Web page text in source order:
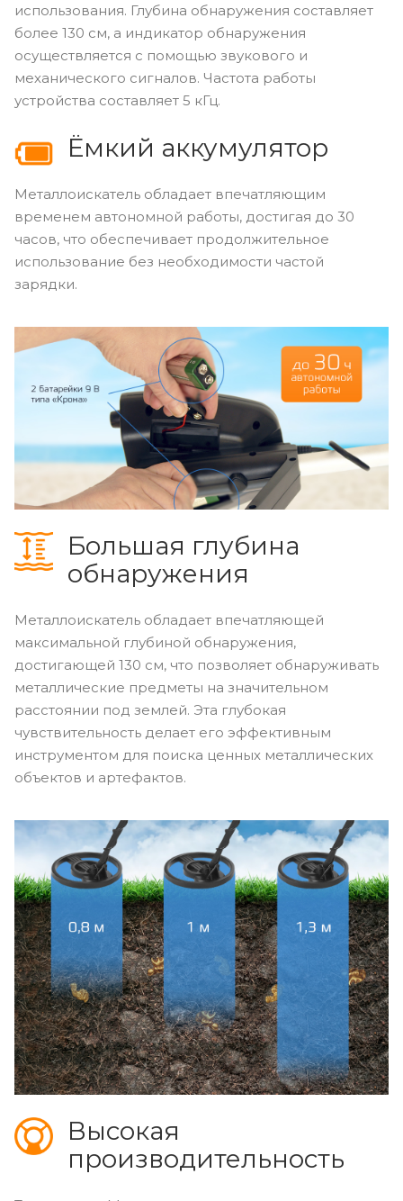
использования. Глубина обнаружения составляет
более 130 см, а индикатор обнаружения
осуществляется с помощью звукового и
механического сигналов. Частота работы
устройства составляет 5 кГц.
Ёмкий аккумулятор
Металлоискатель обладает впечатляющим
временем автономной работы, достигая до 30
часов, что обеспечивает продолжительное
использование без необходимости частой
зарядки.
Большая глубина
обнаружения
Металлоискатель обладает впечатляющей
максимальной глубиной обнаружения,
достигающей 130 см, что позволяет обнаруживать
металлические предметы на значительном
расстоянии под землей. Эта глубокая
чувствительность делает его эффективным
инструментом для поиска ценных металлических
объектов и артефактов.
Высокая
производительность